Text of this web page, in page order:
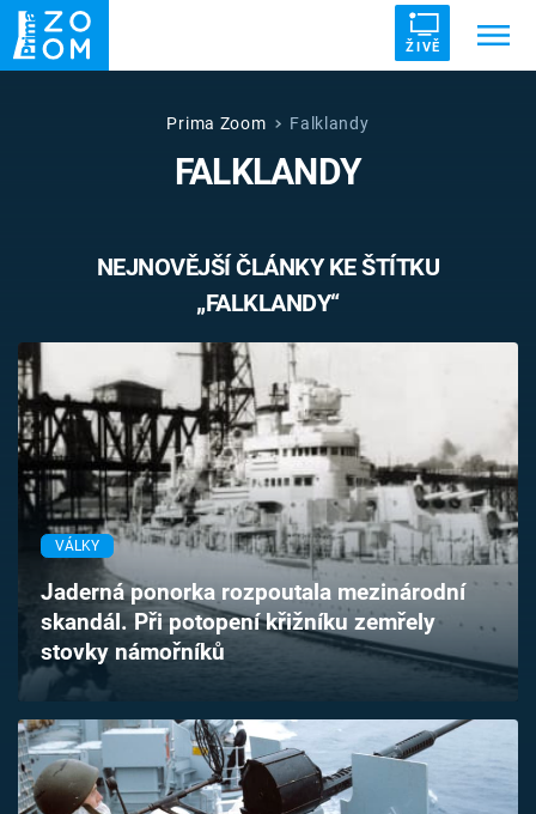
ŽIVĚ
UFO DRUHÁ SVĚTOVÁ VÁLKA
VETŘELCI DÁVNOVĚKU
Témata
Pořady
TV Program
Časopis
Sledujte prima+
Přihlášení
Sledujte nás
Prima Zoom Falklandy
FALKLANDY
NEJNOVĚJŠÍ ČLÁNKY KE ŠTÍTKU
„FALKLANDY“
VÁLKY
Jaderná ponorka rozpoutala mezinárodní
skandál. Při potopení křižníku zemřely
stovky námořníků